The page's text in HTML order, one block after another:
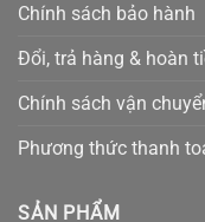
Chính sách bảo hành
Đổi, trả hàng & hoàn
Chính sách vận
Phương thức thanh
SẢN PHẨM